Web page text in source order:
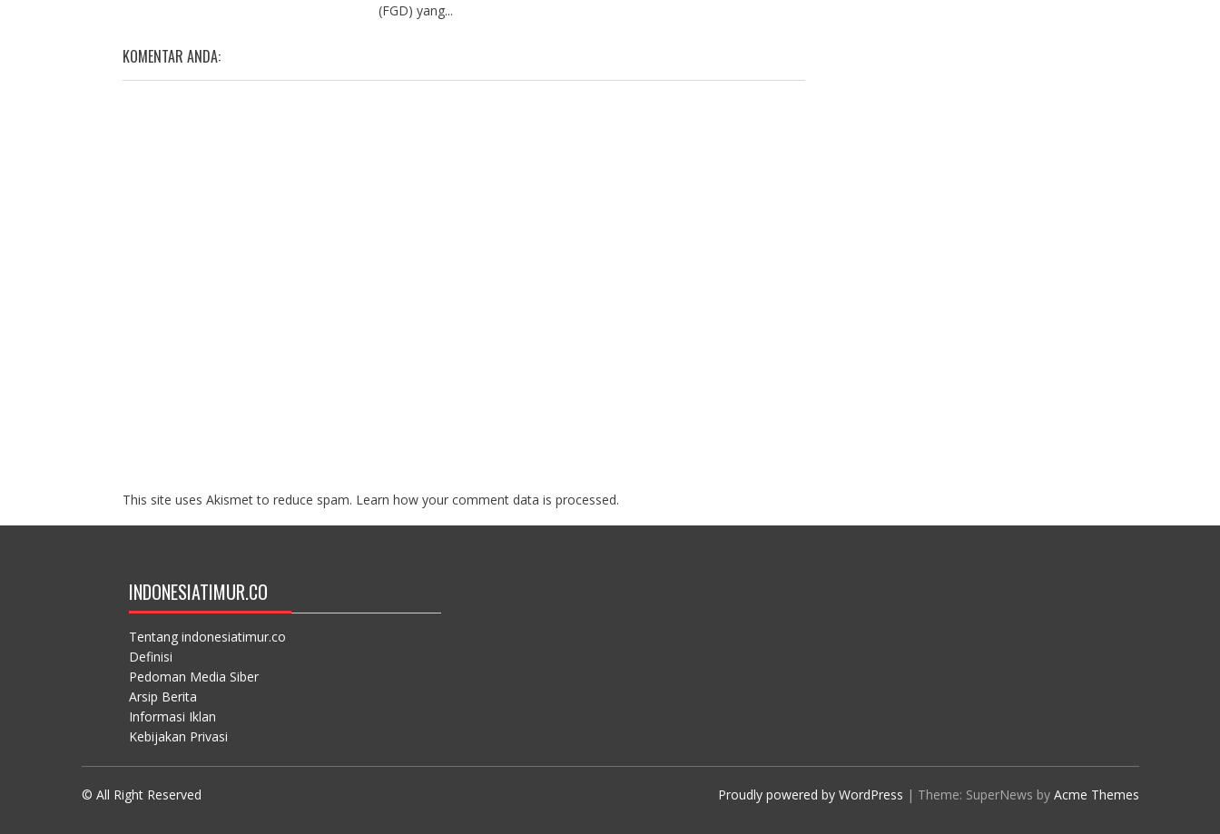
(FGD) yang...
KOMENTAR ANDA:
This site uses Akismet to reduce spam. Learn how your comment data is processed.
INDONESIATIMUR.CO
Tentang indonesiatimur.co
Definisi
Pedoman Media Siber
Arsip Berita
Informasi Iklan
Kebijakan Privasi
© All Right Reserved Proudly powered by WordPress | Theme: SuperNews by Acme Themes